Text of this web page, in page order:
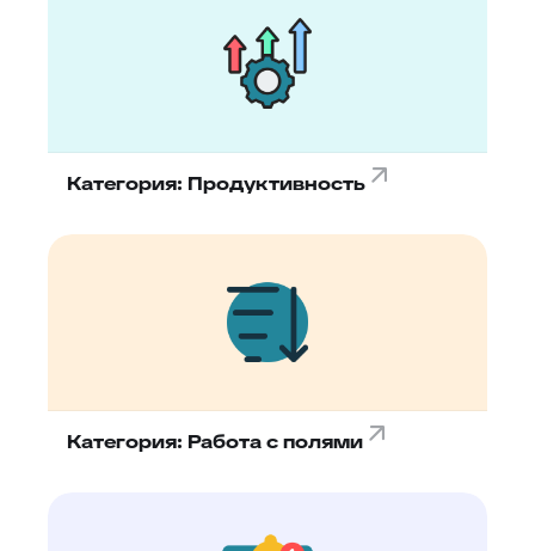
Категория: Продуктивность
Категория: Работа с полями